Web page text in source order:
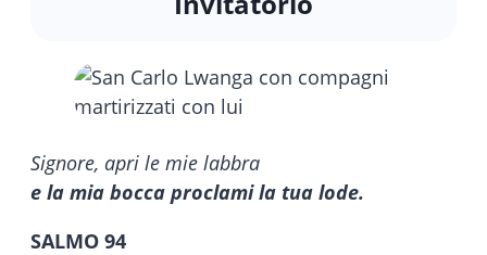
Signore, apri le mie labbra
e la mia bocca proclami la tua lode.
SALMO 94